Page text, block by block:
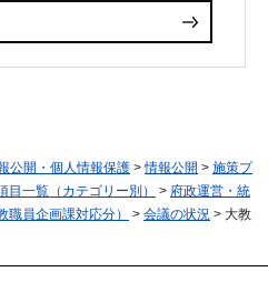
公開・個人情報保護 >情報公開 > 施策プ
目一覧（カテゴリー別） > 府政運営・統
員企画課対応分） > 会議の状況 > 大教